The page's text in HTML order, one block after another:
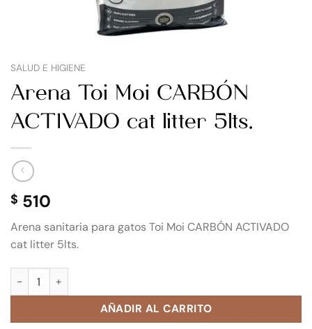
SALUD E HIGIENE
Arena Toi Moi CARBÓN
ACTIVADO cat litter 5lts.
$ 510
Arena sanitaria para gatos Toi Moi CARBÓN ACTIVADO
cat litter 5lts.
Arena Toi Moi CARBÓN ACTIVADO cat litter 5lts. cantidad
AÑADIR AL CARRITO